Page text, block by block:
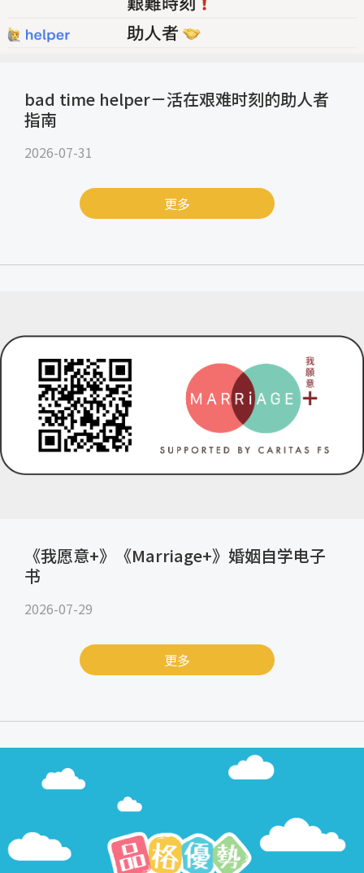
bad time helper－活在艰难时刻的助人者
指南
2026-07-31
更多
《我愿意+》《Marriage+》婚姻自学电子
书
2026-07-29
更多